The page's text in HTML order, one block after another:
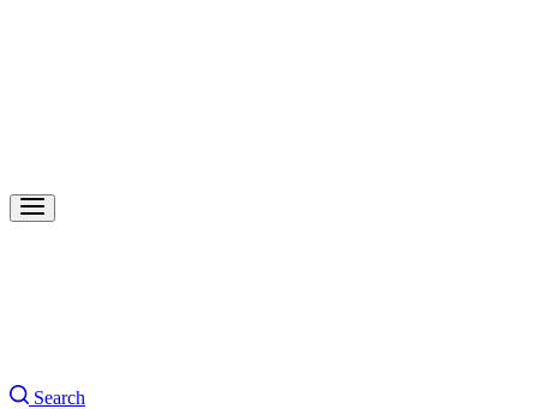
Search